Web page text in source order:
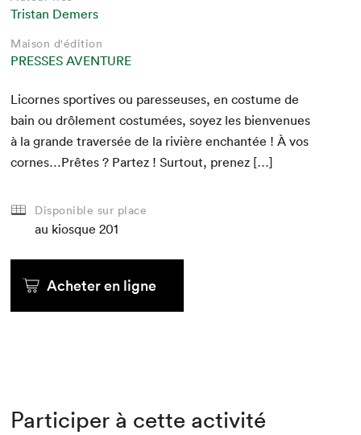
Tristan Demers
Maison d'édition
PRESSES AVENTURE
Licornes sportives ou paresseuses, en cos­tume de
bain ou drôle­ment cos­tumées, soyez les bien­v­enues
à la grande tra­ver­sée de la riv­ière enchan­tée ! À vos
cornes…Prêtes ? Partez ! Surtout, prenez […]
Disponible sur place
au kiosque 201
Acheter en ligne
Participer à cette activité